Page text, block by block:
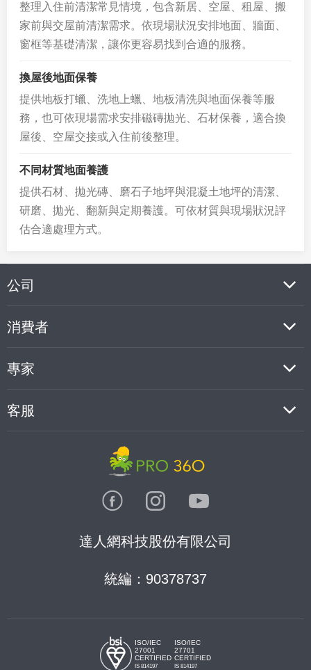
整理入住前清潔常見情境，包含新居、空屋、租屋、搬
家前與交屋前清潔需求。依現場狀況安排地面、牆面、
窗框等基礎清潔，讓你更容易找到合適的服務。
換屋後地面保養
提供地板打蠟、洗地上蠟、地板清洗與地面保養等服
務，也可依現場需求安排磁磚拋光、石材保養，適合換
屋後、空屋交接或入住前後整理。
不同材質地面養護
提供石材、拋光磚、磨石子地坪與混凝土地坪的清潔、
研磨、拋光、翻新與定期養護。可依材質與現場狀況評
估合適處理方式。
公司
消費者
專家
客服
達人網科技股份有限公司
統編：90378737
ISO/IEC
27001
CERTIFIED
IS 814197
ISO/IEC
27701
CERTIFIED
IS 814197